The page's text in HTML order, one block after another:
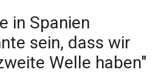
in Spanien
sein, dass wir
Welle haben"